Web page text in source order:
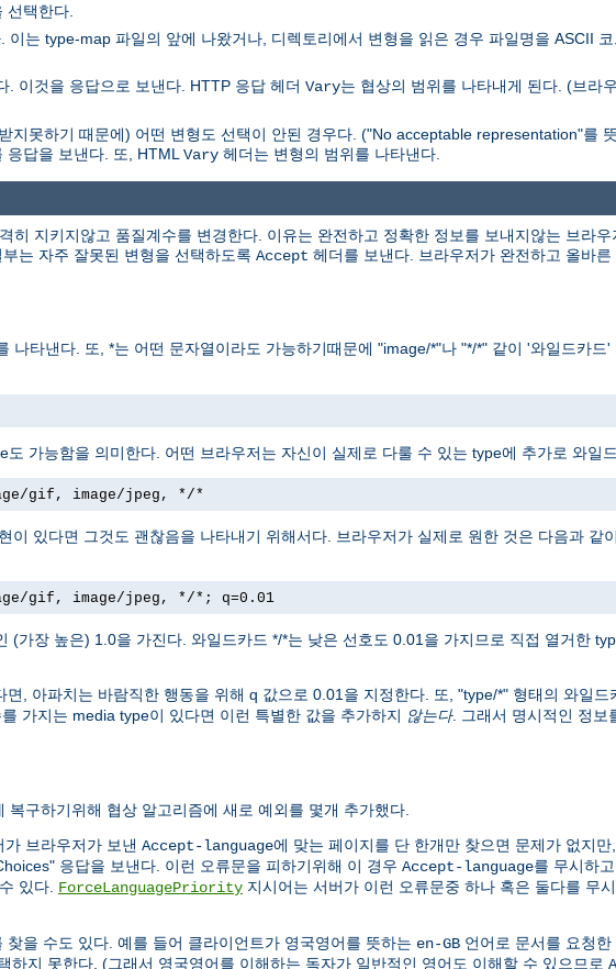
택한다.
이는 type-map 파일의 앞에 나왔거나, 디렉토리에서 변형을 읽은 경우 파일명을 ASCII
이것을 응답으로 보낸다. HTTP 응답 헤더 Vary는 협상의 범위를 나타내게 된다. (브라
지못하기 때문에) 어떤 변형도 선택이 안된 경우다. ("No acceptable representation"를
답을 보낸다. 또, HTML Vary 헤더는 변형의 범위를 나타낸다.
히 지키지않고 품질계수를 변경한다. 이유는 완전하고 정확한 정보를 보내지않는 브라
는 자주 잘못된 변형을 선택하도록 Accept 헤더를 보낸다. 브라우저가 완전하고 올바
나타낸다. 또, *는 어떤 문자열이라도 가능하기때문에 "image/*"나 "*/*" 같이 '와일드카드
가능함을 의미한다. 어떤 브라우저는 자신이 실제로 다룰 수 있는 type에 추가로 와일
gif, image/jpeg, */*
이 있다면 그것도 괜찮음을 나타내기 위해서다. 브라우저가 실제로 원한 것은 다음과 같
gif, image/jpeg, */*; q=0.01
(가장 높은) 1.0을 가진다. 와일드카드 */*는 낮은 선호도 0.01을 가지므로 직접 열거한
면, 아파치는 바람직한 행동을 위해 q 값으로 0.01을 지정한다. 또, "type/*" 형태의 와일
가지는 media type이 있다면 이런 특별한 값을 추가하지 않는다. 그래서 명시적인 정보
구하기위해 협상 알고리즘에 새로 예외를 몇개 추가했다.
브라우저가 보낸 Accept-language에 맞는 페이지를 단 한개만 찾으면 문제가 없지
응답을 보낸다. 이런 오류문을 피하기위해 이 경우 Accept-language를 무시하
있다. ForceLanguagePriority 지시어는 서버가 이런 오류문중 하나 혹은 둘다를 무
을 수도 있다. 예를 들어 클라이언트가 영국영어를 뜻하는 en-GB 언어로 문서를 요청
하지 못한다. (그래서 영국영어를 이해하는 독자가 일반적인 영어도 이해할 수 있으므로